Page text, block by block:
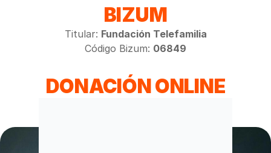
BIZUM
Titular: Fundación Telefamilia
Código Bizum: 06849
DONACIÓN ONLINE